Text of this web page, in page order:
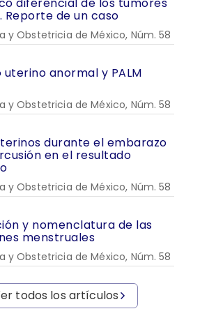
Reporte de un caso
y Obstetricia de México, Núm. 58
uterino anormal y PALM
y Obstetricia de México, Núm. 58
durante el embarazo
en el resultado
y Obstetricia de México, Núm. 58
y nomenclatura de las
menstruales
y Obstetricia de México, Núm. 58
todos los artículos